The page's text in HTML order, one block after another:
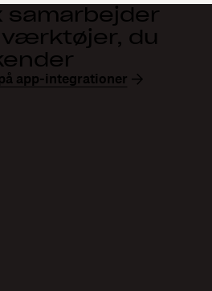
samarbejder
værktøjer, du
app-integrationer